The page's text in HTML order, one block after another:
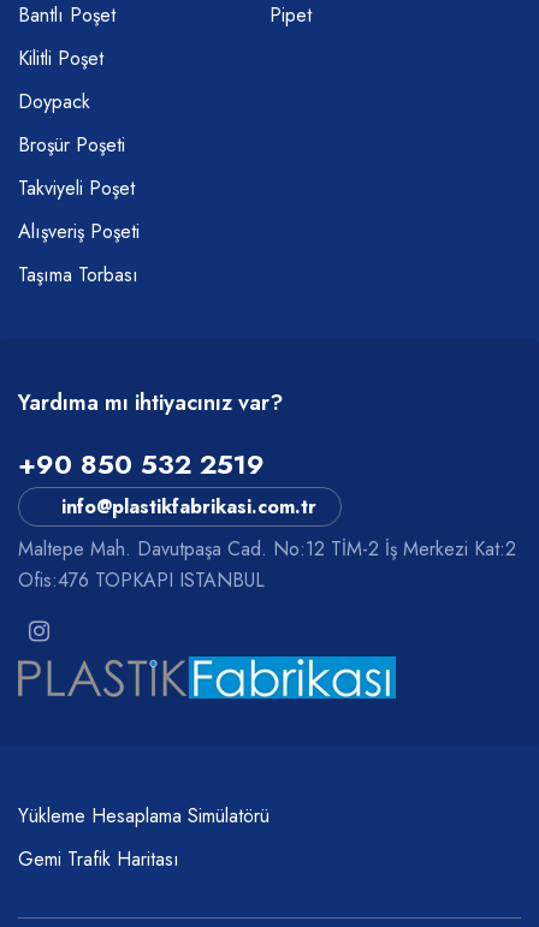
Bantlı Poşet
Kilitli Poşet
Doypack
Broşür Poşeti
Takviyeli Poşet
Alışveriş Poşeti
Taşıma Torbası
Pipet
Yardıma mı ihtiyacınız var?
+90 850 532 2519
info@plastikfabrikasi.com.tr
Maltepe Mah. Davutpaşa Cad. No:12 TİM-2 İş Merkezi Kat:2
Ofis:476 TOPKAPI ISTANBUL
Yükleme Hesaplama Simülatörü
Gemi Trafik Haritası